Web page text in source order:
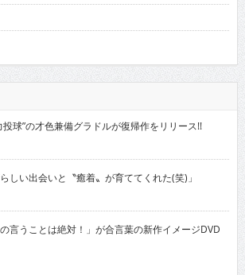
球”の才色兼備グラドルが復帰作をリリース!!
い出会いと〝癒着〟が育ててくれた(笑)」
言うことは絶対！」が合言葉の新作イメージDVD